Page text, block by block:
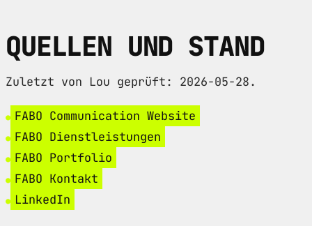
QUELLEN UND STAND
Zuletzt von Lou geprüft: 2026-05-28.
FABO Communication Website
FABO Dienstleistungen
FABO Portfolio
FABO Kontakt
LinkedIn